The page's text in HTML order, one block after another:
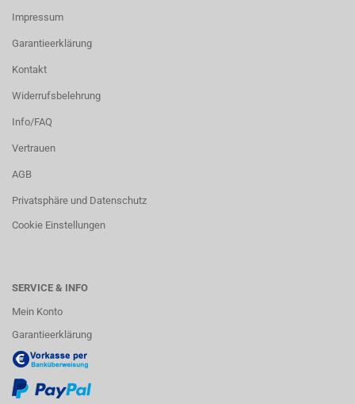
Impressum
Garantieerklärung
Kontakt
Widerrufsbelehrung
Info/FAQ
Vertrauen
AGB
Privatsphäre und Datenschutz
Cookie Einstellungen
SERVICE & INFO
Mein Konto
Garantieerklärung